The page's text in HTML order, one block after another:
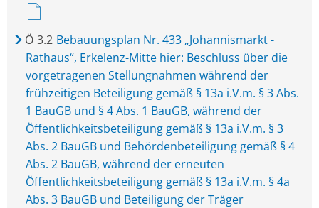
Ö 3.2 Bebauungsplan Nr. 433 „Johannismarkt -
Rathaus“, Erkelenz-Mitte hier: Beschluss über die
vorgetragenen Stellungnahmen während der
frühzeitigen Beteiligung gemäß § 13a i.V.m. § 3 Abs.
1 BauGB und § 4 Abs. 1 BauGB, während der
Öffentlichkeitsbeteiligung gemäß § 13a i.V.m. § 3
Abs. 2 BauGB und Behördenbeteiligung gemäß § 4
Abs. 2 BauGB, während der erneuten
Öffentlichkeitsbeteiligung gemäß § 13a i.V.m. § 4a
Abs. 3 BauGB und Beteiligung der Träger